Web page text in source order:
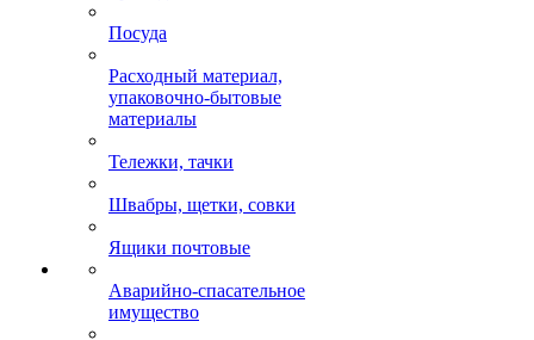
Посуда
Расходный материал,
упаковочно-бытовые
материалы
Тележки, тачки
Швабры, щетки, совки
Ящики почтовые
Аварийно-спасательное
имущество